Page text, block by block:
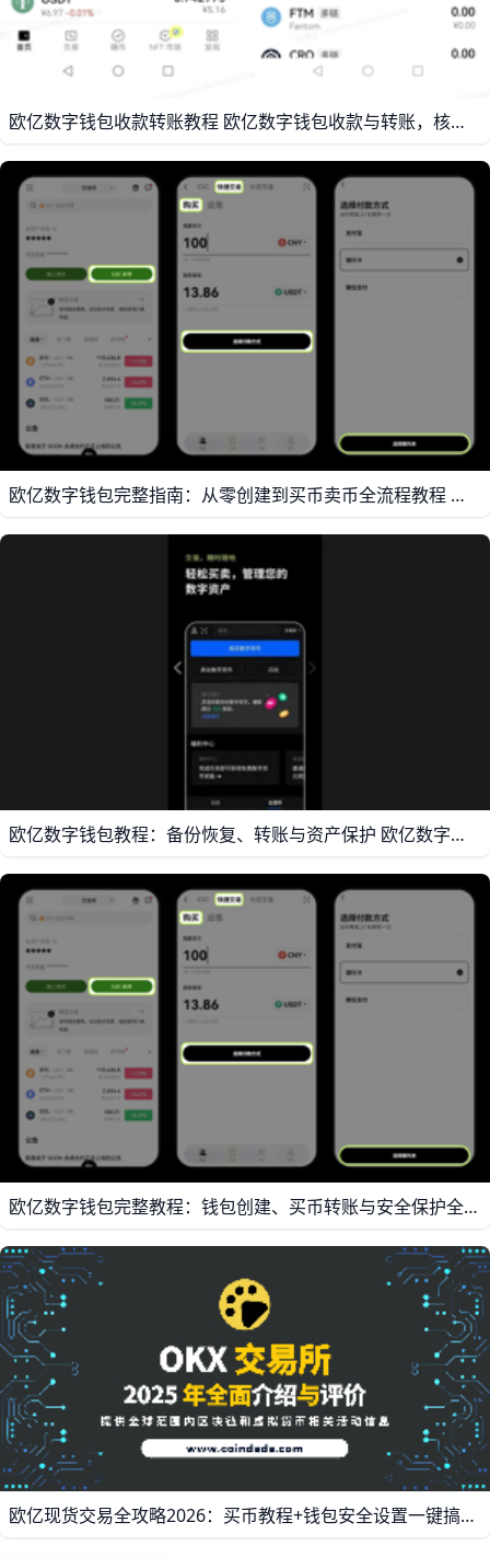
欧亿数字钱包收款转账教程 欧亿数字钱包收款与转账，核心可以理解为“先选对币，再选对链，最后再确认地址”。比如你要收 USDT，就要先确认是 TRC20、ERC20 还是其他网络，因为不同网络对应的地址规则和手续费都不一样。对新手来说，最稳妥的做法是先用小额测试一次，比如先转 1 USDT，确认到账正常后再继续大额操作，这样更安全，也更容易避免误转。
欧亿数字钱包完整指南：从零创建到买币卖币全流程教程 欧亿（OYI）是全球领先的数字资产交易平台，支持超过100种主流币种交易，包括比特币（BTC）、以太坊（ETH）、USDT、BNB等，同时提供现货、合约、C2C、DEFI、NFT、WEB3钱包等丰富功能，适合从新手到专业投资者的用户群体。截至2025年底，欧亿注册用户已突破8000万，日均现货交易量超过600亿美元，是全球前三大的加密货币交易所之一。平台实行“安全、合规、高效”的服务理念，支持多币种提币、多语言界面，并不断优化用户体验，为全球用户提供一站式数字资产管理服务。
欧亿数字钱包教程：备份恢复、转账与资产保护 欧亿数字钱包最重要的三件事是：先创建钱包，再备份助记词，最后学会安全转账。比如你在手机上新建一个 WEB3 钱包后，系统通常会给出 12 个助记词，这 12 个词就是你找回钱包的关键；如果你把它写在纸上并分开保存，就能在换手机或重装 APP 时继续恢复资产。
欧亿数字钱包完整教程：钱包创建、买币转账与安全保护全攻略 从零开始掌握欧亿数字钱包：欧亿交易所钱包创建、转账收款与安全保护技巧（含欧亿买币教程与欧亿最新资讯） 一、为什么要用欧亿钱包 欧亿（O易/欧义）是全球主流的数字资产交易平台之一，同时提供交易所钱包与WEB3钱包，支持比特币、以太坊、USDT等主流币种，覆盖多链网络（如ERC-20、TRC-20、BEP-20等）。据统计，欧亿平台支持超过300种数字资产交易，并拥有超过1亿用户，这使其在流动性和币种选择上具有明显优势。对不同阶段用户来说，欧亿钱包的好处包括：新手可以用法币通道直接买币；进阶用户可以用WEB3钱包参与链上DEFI、NFT和DAPP；而专业用户则可享受低手续费和快速撮合交易。例如，新用户通常先用手机注册，完成KYC后，通过快捷买币通道用银行卡或支付宝买入USDT，再在现货市场买入BTC或ETH，整个过程一般只需10-15分钟。
欧亿现货交易全攻略2026：买币教程+钱包安全设置一键搞定 欧亿交易所现货交易教学：从欧亿数字钱包到账户安全设置全攻略（欧亿买币教程+欧亿最新资讯） 欧亿（OK交易所）是目前全球前三大的数字资产交易平台之一，截至2026年5月，平台支持超过350种加密货币交易，每日现货交易量超过20亿美元 。如果你是第一次接触数字货币交易，这篇文章会带你一步步完成从注册账户、使用欧亿数字钱包、买币、现货交易到安全设置的全过程，语言简单、步骤清晰，新手也能轻松上手。